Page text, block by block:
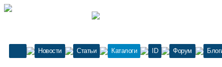
Новости Статьи Каталоги ID Форум